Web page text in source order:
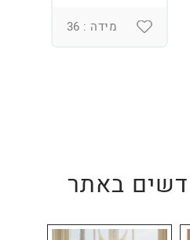
מידה : 36
באתר